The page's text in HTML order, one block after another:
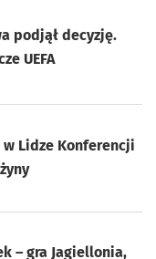
podjął decyzję.
UEFA
Lidze Konferencji
– gra Jagiellonia,